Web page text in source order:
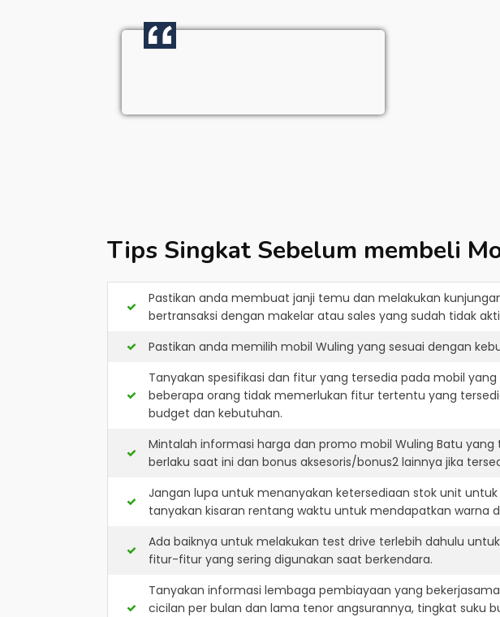
Tips Singkat Sebelum membeli
Pastikan anda membuat janji temu dan melakukan
bertransaksi dengan makelar atau sales yang sudah tidak
Pastikan anda memilih mobil Wuling yang sesuai dengan
Tanyakan spesifikasi dan fitur yang tersedia pada mobil
beberapa orang tidak memerlukan fitur tertentu yang
budget dan kebutuhan.
Mintalah informasi harga dan promo mobil Wuling Batu
berlaku saat ini dan bonus aksesoris/bonus2 lainnya jika
Jangan lupa untuk menanyakan ketersediaan stok unit
tanyakan kisaran rentang waktu untuk mendapatkan
Ada baiknya untuk melakukan test drive terlebih dahulu
fitur-fitur yang sering digunakan saat berkendara.
Tanyakan informasi lembaga pembiayaan yang
cicilan per bulan dan lama tenor angsurannya, tingkat suku